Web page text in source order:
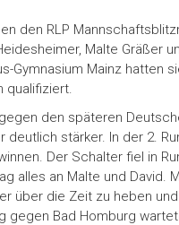
den RLP
Malte Gräßer
Gymnasium Mainz hatten
qualifiziert.
den späteren
stärker. In der 2.
Der Schalter fiel in
alles an Malte und David.
über die Zeit zu heben
Bad Homburg